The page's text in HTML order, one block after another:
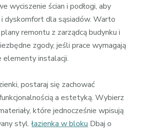
wyciszenie ścian i podłogi, aby
i dyskomfort dla sąsiadów. Warto
remontu z zarządcą budynku i
zgody, jeśli prace wymagają
elementy instalacji.
postaraj się zachować
a estetyką. Wybierz
które jednocześnie wpisują
styl.łazienka w bloku Dbaj o